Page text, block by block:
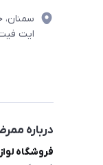
سمنان،
ایت
درباره
فروشگاه